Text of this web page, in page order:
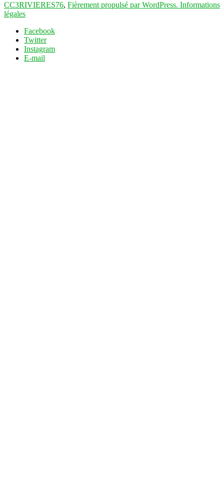
CC3RIVIERES76, Fièrement propulsé par WordPress. Informations
légales
Facebook
Twitter
Instagram
E-mail